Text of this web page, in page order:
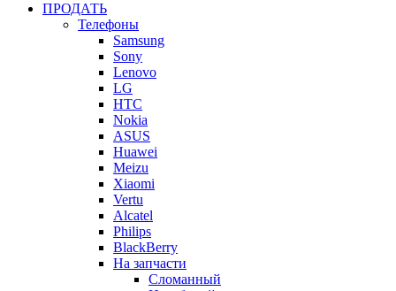
ПРОДАТЬ
Телефоны
Samsung
Sony
Lenovo
LG
HTC
Nokia
ASUS
Huawei
Meizu
Xiaomi
Vertu
Alcatel
Philips
BlackBerry
На запчасти
Сломанный